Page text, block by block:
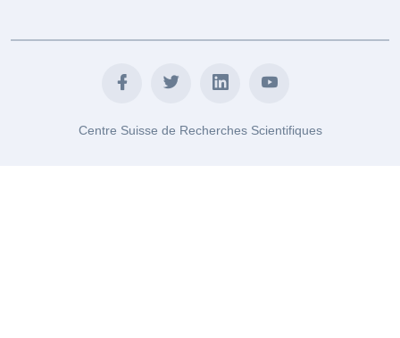
Centre Suisse de Recherches Scientifiques